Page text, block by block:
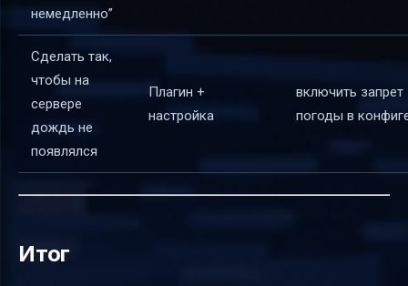
немедленно”
Сделать так,
чтобы на
сервере
дождь не
появлялся
Плагин +
настройка
включить запрет
погоды в
Итог